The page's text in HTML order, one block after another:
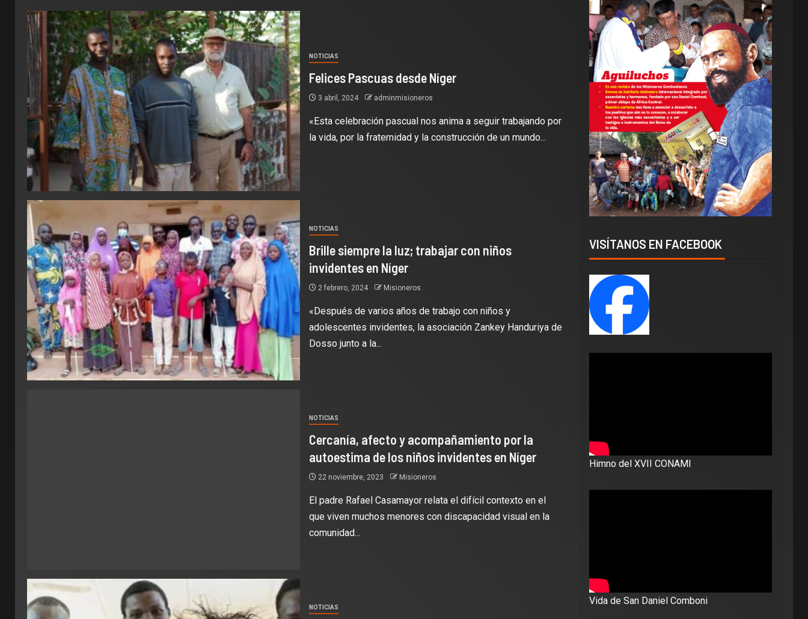
NOTICIAS
Felices Pascuas desde Níger
3 abril, 2024 adminmisioneros
«Esta celebración pascual nos anima a seguir trabajando por
la vida, por la fraternidad y la construcción de un mundo...
NOTICIAS
Brille siempre la luz; trabajar con niños
invidentes en Níger
2 febrero, 2024 Misioneros
«Después de varios años de trabajo con niños y
adolescentes invidentes, la asociación Zankey Handuriya de
Dosso junto a la...
NOTICIAS
Cercanía, afecto y acompañamiento por la
autoestima de los niños invidentes en Níger
22 noviembre, 2023 Misioneros
El padre Rafael Casamayor relata el difícil contexto en el
que viven muchos menores con discapacidad visual en la
comunidad...
NOTICIAS
VISÍTANOS EN FACEBOOK
Himno del XVII CONAMI
Vida de San Daniel Comboni